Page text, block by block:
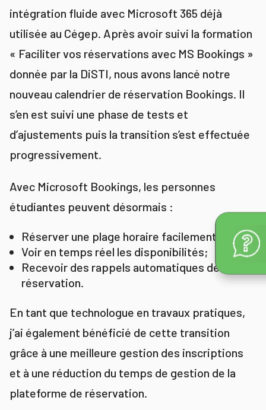
intégration fluide avec Microsoft 365 déjà
utilisée au Cégep. Après avoir suivi la formation
« Faciliter vos réservations avec MS Bookings »
donnée par la DiSTI, nous avons lancé notre
nouveau calendrier de réservation Bookings. Il
s’en est suivi une phase de tests et
d’ajustements puis la transition s’est effectuée
progressivement.
Avec Microsoft Bookings, les personnes
étudiantes peuvent désormais :
Réserver une plage horaire facilement;
Voir en temps réel les disponibilités;
Recevoir des rappels automatiques de leur
réservation.
En tant que technologue en travaux pratiques,
j’ai également bénéficié de cette transition
grâce à une meilleure gestion des inscriptions
et à une réduction du temps de gestion de la
plateforme de réservation.